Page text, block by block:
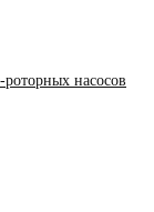
насосов